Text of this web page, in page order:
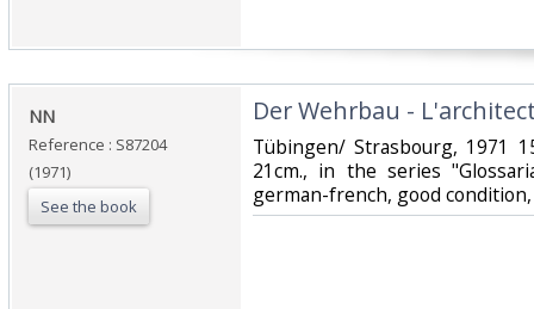
‎NN‎
Reference : S87204
(1971)
See the book
‎Der Wehrbau -
‎Tübingen/ Strasbourg, 1971
21cm., in the series
german-french, good condition,